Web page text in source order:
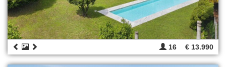
16 € 13.990